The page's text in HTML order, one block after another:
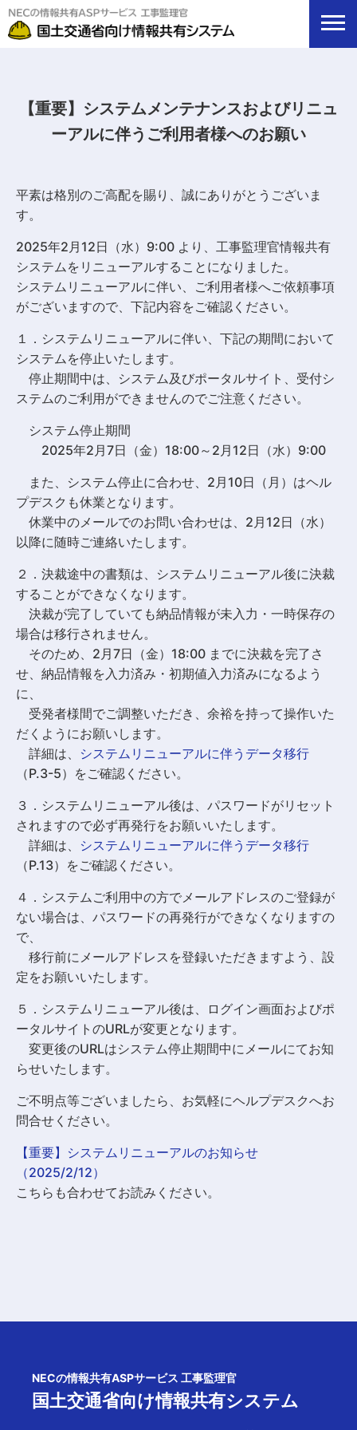
【重要】システムメンテナンスおよびリニュ
ーアルに伴うご利用者様へのお願い
平素は格別のご高配を賜り、誠にありがとうございま
す。
2025年2月12日（水）9:00 より、工事監理官情報共有
システムをリニューアルすることになりました。
システムリニューアルに伴い、ご利用者様へご依頼事項
がございますので、下記内容をご確認ください。
１．システムリニューアルに伴い、下記の期間において
システムを停止いたします。
停止期間中は、システム及びポータルサイト、受付シ
ステムのご利用ができませんのでご注意ください。
システム停止期間
2025年2月7日（金）18:00～2月12日（水）9:00
また、システム停止に合わせ、2月10日（月）はヘル
プデスクも休業となります。
休業中のメールでのお問い合わせは、2月12日（水）
以降に随時ご連絡いたします。
２．決裁途中の書類は、システムリニューアル後に決裁
することができなくなります。
決裁が完了していても納品情報が未入力・一時保存の
場合は移行されません。
そのため、2月7日（金）18:00 までに決裁を完了さ
せ、納品情報を入力済み・初期値入力済みになるよう
に、
受発者様間でご調整いただき、余裕を持って操作いた
だくようにお願いします。
詳細は、 システムリニューアルに伴うデータ移行
（P.3-5）をご確認ください。
３．システムリニューアル後は、パスワードがリセット
されますので必ず再発行をお願いいたします。
詳細は、 システムリニューアルに伴うデータ移行
（P.13）をご確認ください。
４．システムご利用中の方でメールアドレスのご登録が
ない場合は、パスワードの再発行ができなくなりますの
で、
移行前にメールアドレスを登録いただきますよう、設
定をお願いいたします。
５．システムリニューアル後は、ログイン画面およびポ
ータルサイトのURLが変更となります。
変更後のURLはシステム停止期間中にメールにてお知
らせいたします。
ご不明点等ございましたら、お気軽にヘルプデスクへお
問合せください。
【重要】システムリニューアルのお知らせ
（2025/2/12）
こちらも合わせてお読みください。
NECの情報共有ASPサービス 工事監理官
国土交通省向け情報共有システム